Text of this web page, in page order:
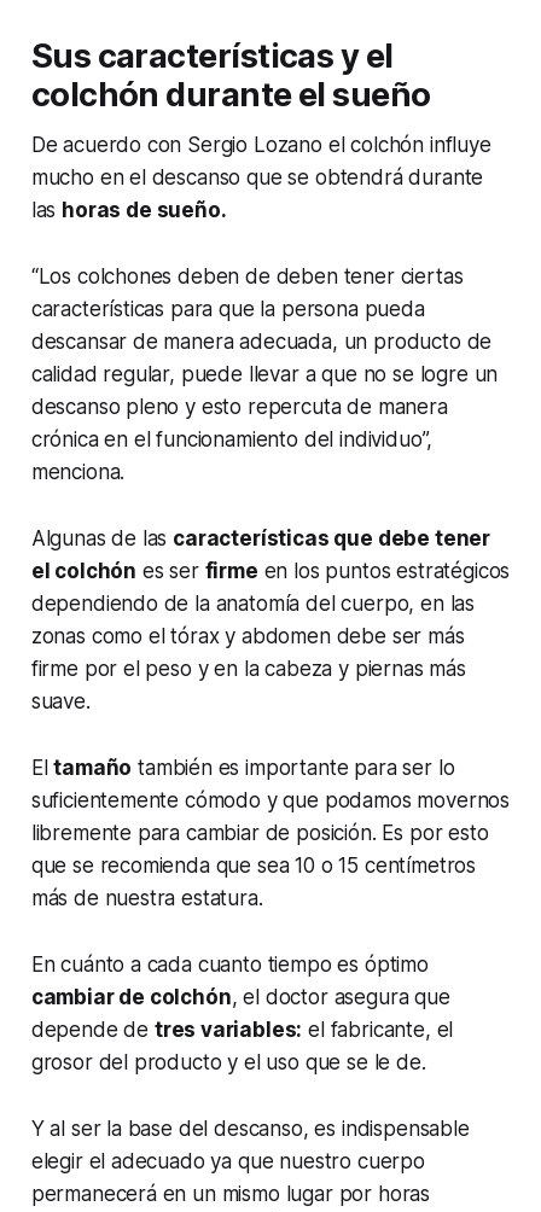
Sus características y el
colchón durante el sueño
De acuerdo con Sergio Lozano el colchón influye
mucho en el descanso que se obtendrá durante
las horas de sueño.
“Los colchones deben de deben tener ciertas
características para que la persona pueda
descansar de manera adecuada, un producto de
calidad regular, puede llevar a que no se logre un
descanso pleno y esto repercuta de manera
crónica en el funcionamiento del individuo”,
menciona.
Algunas de las características que debe tener
el colchón es ser firme en los puntos estratégicos
dependiendo de la anatomía del cuerpo, en las
zonas como el tórax y abdomen debe ser más
firme por el peso y en la cabeza y piernas más
suave.
Eltamaño también es importante para ser lo
suficientemente cómodo y que podamos movernos
libremente para cambiar de posición. Es por esto
que se recomienda que sea 10 o 15 centímetros
más de nuestra estatura.
En cuánto a cada cuanto tiempo es óptimo
cambiar de colchón, el doctor asegura que
depende de tres variables: el fabricante, el
grosor del producto y el uso que se le de.
Y al ser la base del descanso, es indispensable
elegir el adecuado ya que nuestro cuerpo
permanecerá en un mismo lugar por horas